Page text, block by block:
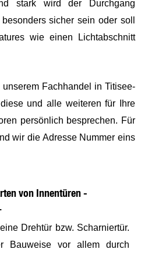
stark wird der Durchgang
sicher sein oder soll
wie einen Lichtabschnitt
Fachhandel in Titisee-
und alle weiteren für Ihre
persönlich besprechen. Für
wir die Adresse Nummer eins
von Innentüren -
Drehtür bzw. Scharniertür.
Bauweise vor allem durch